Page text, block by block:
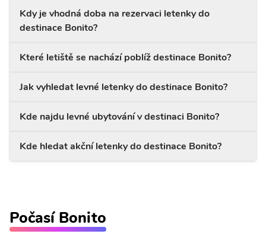
Kdy je vhodná doba na rezervaci letenky do
destinace Bonito?
Které letiště se nachází poblíž destinace Bonito?
Jak vyhledat levné letenky do destinace Bonito?
Kde najdu levné ubytování v destinaci Bonito?
Kde hledat akční letenky do destinace Bonito?
Počasí Bonito